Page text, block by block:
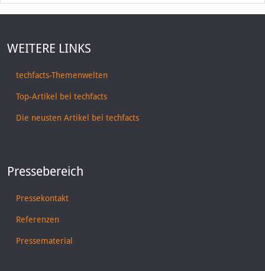
WEITERE LINKS
techfacts-Themenwelten
Top-Artikel bei techfacts
Die neusten Artikel bei techfacts
Pressebereich
Pressekontakt
Referenzen
Pressematerial